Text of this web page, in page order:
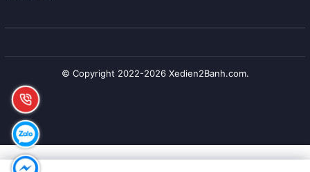
© Copyright 2022-2026 Xedien2Banh.com.